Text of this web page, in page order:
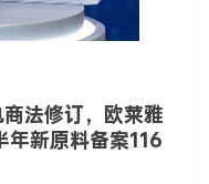
商法修订，欧莱雅
新原料备案116